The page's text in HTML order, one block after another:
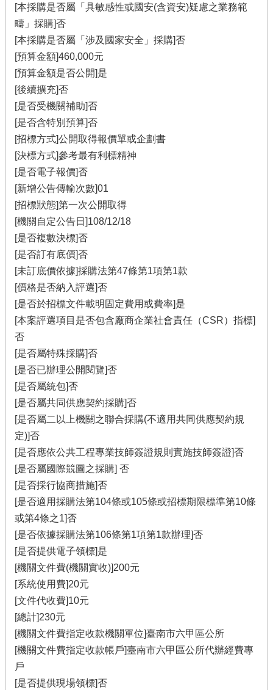
[本採購是否屬「具敏感性或國安(含資安)疑慮之業務範
疇」採購]否
[本採購是否屬「涉及國家安全」採購]否
[預算金額]460,000元
[預算金額是否公開]是
[後續擴充]否
[是否受機關補助]否
[是否含特別預算]否
[招標方式]公開取得報價單或企劃書
[決標方式]參考最有利標精神
[是否電子報價]否
[新增公告傳輸次數]01
[招標狀態]第一次公開取得
[機關自定公告日]108/12/18
[是否複數決標]否
[是否訂有底價]否
[未訂底價依據]採購法第47條第1項第1款
[價格是否納入評選]否
[是否於招標文件載明固定費用或費率]是
[本案評選項目是否包含廠商企業社會責任（CSR）指標]
否
[是否屬特殊採購]否
[是否已辦理公開閱覽]否
[是否屬統包]否
[是否屬共同供應契約採購]否
[是否屬二以上機關之聯合採購(不適用共同供應契約規
定)]否
[是否應依公共工程專業技師簽證規則實施技師簽證]否
[是否屬國際競圖之採購] 否
[是否採行協商措施]否
[是否適用採購法第104條或105條或招標期限標準第10條
或第4條之1]否
[是否依據採購法第106條第1項第1款辦理]否
[是否提供電子領標]是
[機關文件費(機關實收)]200元
[系統使用費]20元
[文件代收費]10元
[總計]230元
[機關文件費指定收款機關單位]臺南市六甲區公所
[機關文件費指定收款帳戶]臺南市六甲區公所代辦經費專
戶
[是否提供現場領標]否